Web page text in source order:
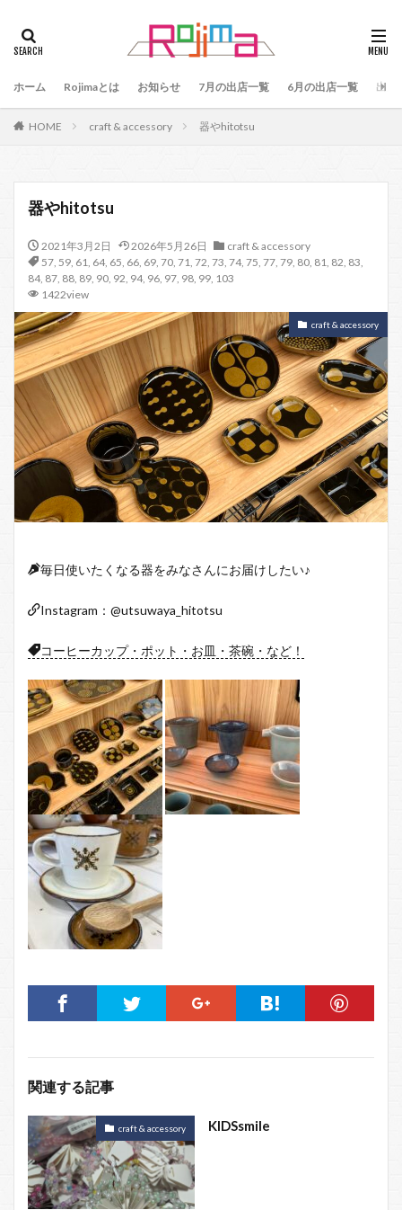
ホーム Rojimaとは お知らせ 7月の出店一覧 6月の出店一覧 出店
HOME craft & accessory 器やhitotsu
器やhitotsu
2021年3月2日 2026年5月26日
craft & accessory
57, 59, 61, 64, 65, 66, 69, 70, 71, 72, 73, 74, 75, 77, 79, 80, 81, 82, 83,
84, 87, 88, 89, 90, 92, 94, 96, 97, 98, 99, 103
1422view
craft & accessory
毎日使いたくなる器をみなさんにお届けしたい♪
Instagram：@utsuwaya_hitotsu
コーヒーカップ・ポット・お皿・茶碗・など！
関連する記事
craft & accessory KIDSsmile
79 80 81
84
85 86 87 88 89
87、89
65
75 66 65、66 57、66
68
69 70 71 70、71
69、71
検索